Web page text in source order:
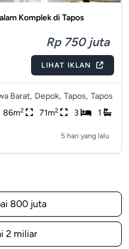
Komplek di Tapos
Rp 750 juta
LIHAT IKLAN
Barat, Depok, Tapos, Tapos
86m2 71m2 3 1
5 hari yang lalu
800 juta
2 miliar